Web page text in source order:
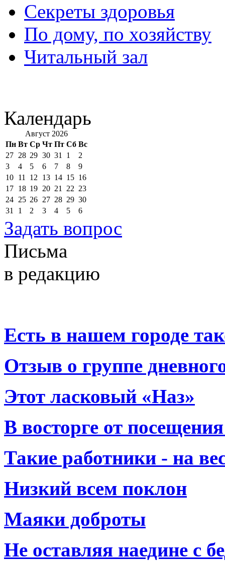
Секреты здоровья
По дому, по хозяйству
Читальный зал
Календарь
Август 2026
Пн Вт Ср Чт Пт Сб Вс
27 28 29 30 31 1
2
3
4 5 6 7 8
9
10 11 12 13 14 15 16
17 18 19 20 21 22 23
24 25 26 27 28 29 30
31
1 2 3 4 5 6
Задать вопрос
Письма
в редакцию
Есть в нашем городе
Отзыв о группе
Этот ласковый «Наз»
В восторге от
Такие работники - на
Низкий всем поклон
Маяки доброты
Не оставляя наедине с